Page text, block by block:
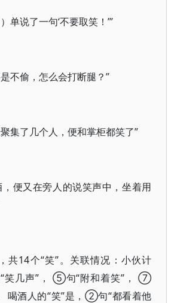
单说了一句‘不要取笑！’”
不偷，怎么会打断腿？”
集了几个人，便和掌柜都笑了”
便又在旁人的说笑声中，坐着用
共14个“笑”。关联情况：小伙计
笑几声”， ⑤句“附和着笑”， ⑦
喝酒人的“笑”是，②句“都看着他